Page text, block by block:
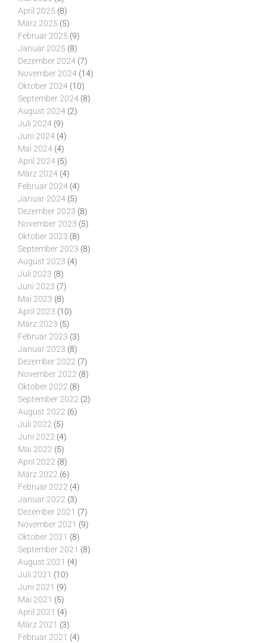
April 2025 (8)
März 2025 (5)
Februar 2025 (9)
Januar 2025 (8)
Dezember 2024 (7)
November 2024 (14)
Oktober 2024 (10)
September 2024 (8)
August 2024 (2)
Juli 2024 (9)
Juni 2024 (4)
Mai 2024 (4)
April 2024 (5)
März 2024 (4)
Februar 2024 (4)
Januar 2024 (5)
Dezember 2023 (8)
November 2023 (5)
Oktober 2023 (8)
September 2023 (8)
August 2023 (4)
Juli 2023 (8)
Juni 2023 (7)
Mai 2023 (8)
April 2023 (10)
März 2023 (5)
Februar 2023 (3)
Januar 2023 (8)
Dezember 2022 (7)
November 2022 (8)
Oktober 2022 (8)
September 2022 (2)
August 2022 (6)
Juli 2022 (5)
Juni 2022 (4)
Mai 2022 (5)
April 2022 (8)
März 2022 (6)
Februar 2022 (4)
Januar 2022 (3)
Dezember 2021 (7)
November 2021 (9)
Oktober 2021 (8)
September 2021 (8)
August 2021 (4)
Juli 2021 (10)
Juni 2021 (9)
Mai 2021 (5)
April 2021 (4)
März 2021 (3)
Februar 2021 (4)